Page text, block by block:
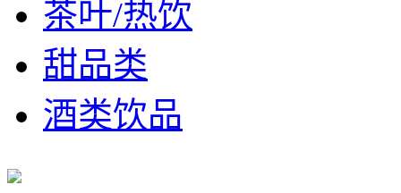
茶叶/热饮
甜品类
酒类饮品